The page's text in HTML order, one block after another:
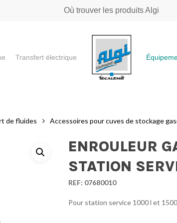
Où trouver les produits Algi
Transfert électrique
de fluides Accessoires pour cuves de stockage
ENROULEUR
STATION
REF: 07680010
Pour station service 1000 l et